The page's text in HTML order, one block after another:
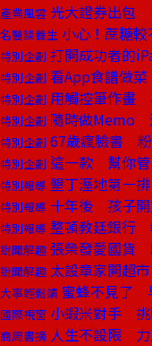
產業風雲 光大證券出包
名醫談養生 小心！蔗糖
特別企劃 打開成功者的
特別企劃 看App食譜做
特別企劃 用觸控筆作畫
特別企劃 隨時做Memo
特別企劃 67歲瘋臉書 粉
特別企劃 這一款 幫你管
特別報導 墾丁溼地第一
特別報導 十年後 孩子開
特別報導 整頓教廷銀行
說聞解趣 張榮發愛國貨
說聞解趣 太設章家開超
大事輕鬆讀 蜜蜂不見了
國際視窗 小蝦米對手 挑
商周書摘 人生不設限 力